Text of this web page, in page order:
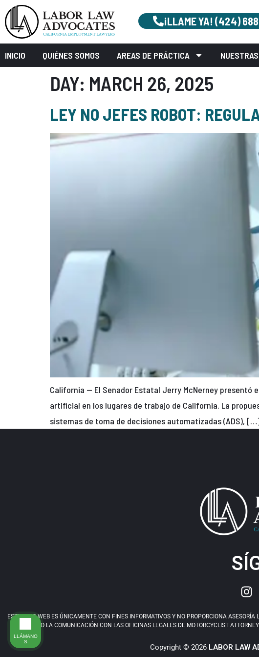
¡LLAME YA! (424)
INICIO QUIÉNES SOMOS AREAS DE PRÁCTICA
DAY: MARCH 26, 2025
LEY NO JEFES ROBOT:
California — El Senador Estatal Jerry McNerney presentó
artificial en los lugares de trabajo de California. La
sistemas de toma de decisiones automatizadas (ADS),
ESTE SITIO WEB ES ÚNICAMENTE CON FINES INFORMATIVOS Y NO PROPORCIONA
ESTE SITIO O LA COMUNICACIÓN CON LAS OFICINAS LEGALES DE MOTORCYCLIST
Copyright © 2026 LABOR LAW
LLÁMANO
S